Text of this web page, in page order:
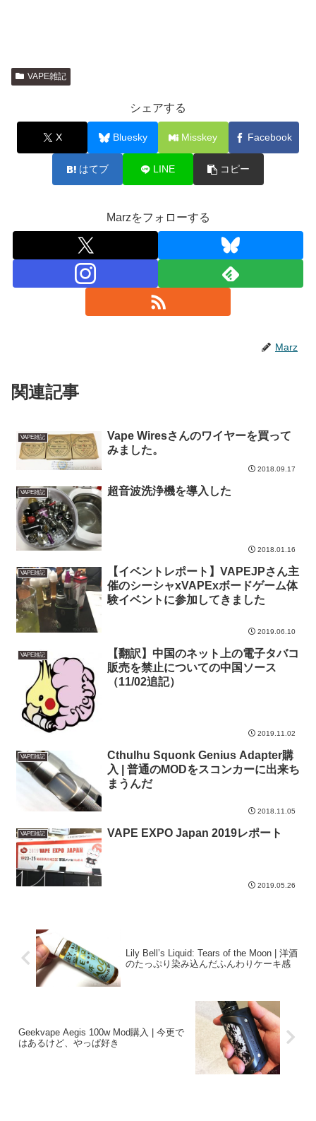
VAPE雑記
シェアする
X Bluesky Misskey Facebook
はてブ LINE コピー
Marzをフォローする
Marz
関連記事
VAPE雑記
Vape Wiresさんのワイヤーを買って
みました。
2018.09.17
VAPE雑記 超音波洗浄機を導入した
2018.01.16
VAPE雑記
【イベントレポート】VAPEJPさん主
催のシーシャxVAPExボードゲーム体
験イベントに参加してきました
2019.06.10
VAPE雑記
【翻訳】中国のネット上の電子タバコ
販売を禁止についての中国ソース
（11/02追記）
2019.11.02
VAPE雑記
Cthulhu Squonk Genius Adapter購
入 | 普通のMODをスコンカーに出来ち
まうんだ
2018.11.05
VAPE雑記 VAPE EXPO Japan 2019レポート
2019.05.26
Lily Bell’s Liquid: Tears of the Moon | 洋酒
のたっぷり染み込んだふんわりケーキ感
Geekvape Aegis 100w Mod購入 | 今更で
はあるけど、やっぱ好き